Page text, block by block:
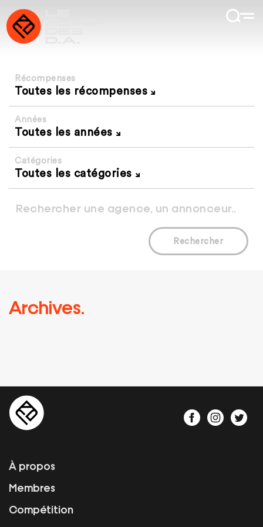
Récompenses
Toutes les récompenses
Années
Toutes les années
Catégories
Toutes les catégories
Rechercher
Archives.
À propos
Membres
Compétition